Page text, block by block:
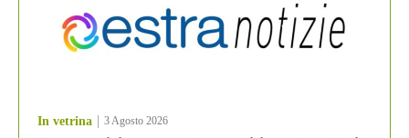
In vetrina 3 Agosto 2026